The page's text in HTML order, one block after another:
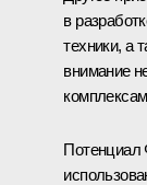
в
техники, а
внимание
Потенциал